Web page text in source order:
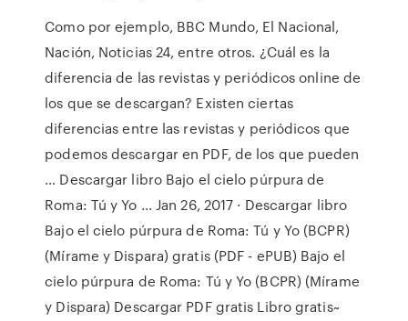
Como por ejemplo, BBC Mundo, El Nacional,
Nación, Noticias 24, entre otros. ¿Cuál es la
diferencia de las revistas y periódicos online de
los que se descargan? Existen ciertas
diferencias entre las revistas y periódicos que
podemos descargar en PDF, de los que pueden
… Descargar libro Bajo el cielo púrpura de
Roma: Tú y Yo ... Jan 26, 2017 · Descargar libro
Bajo el cielo púrpura de Roma: Tú y Yo (BCPR)
(Mírame y Dispara) gratis (PDF - ePUB) Bajo el
cielo púrpura de Roma: Tú y Yo (BCPR) (Mírame
y Dispara) Descargar PDF gratis Libro gratis~